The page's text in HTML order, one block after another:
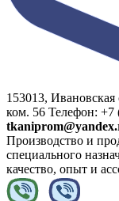
153013,
ком. 56 Телефон: +7
Производство и
специального
качество, опыт и